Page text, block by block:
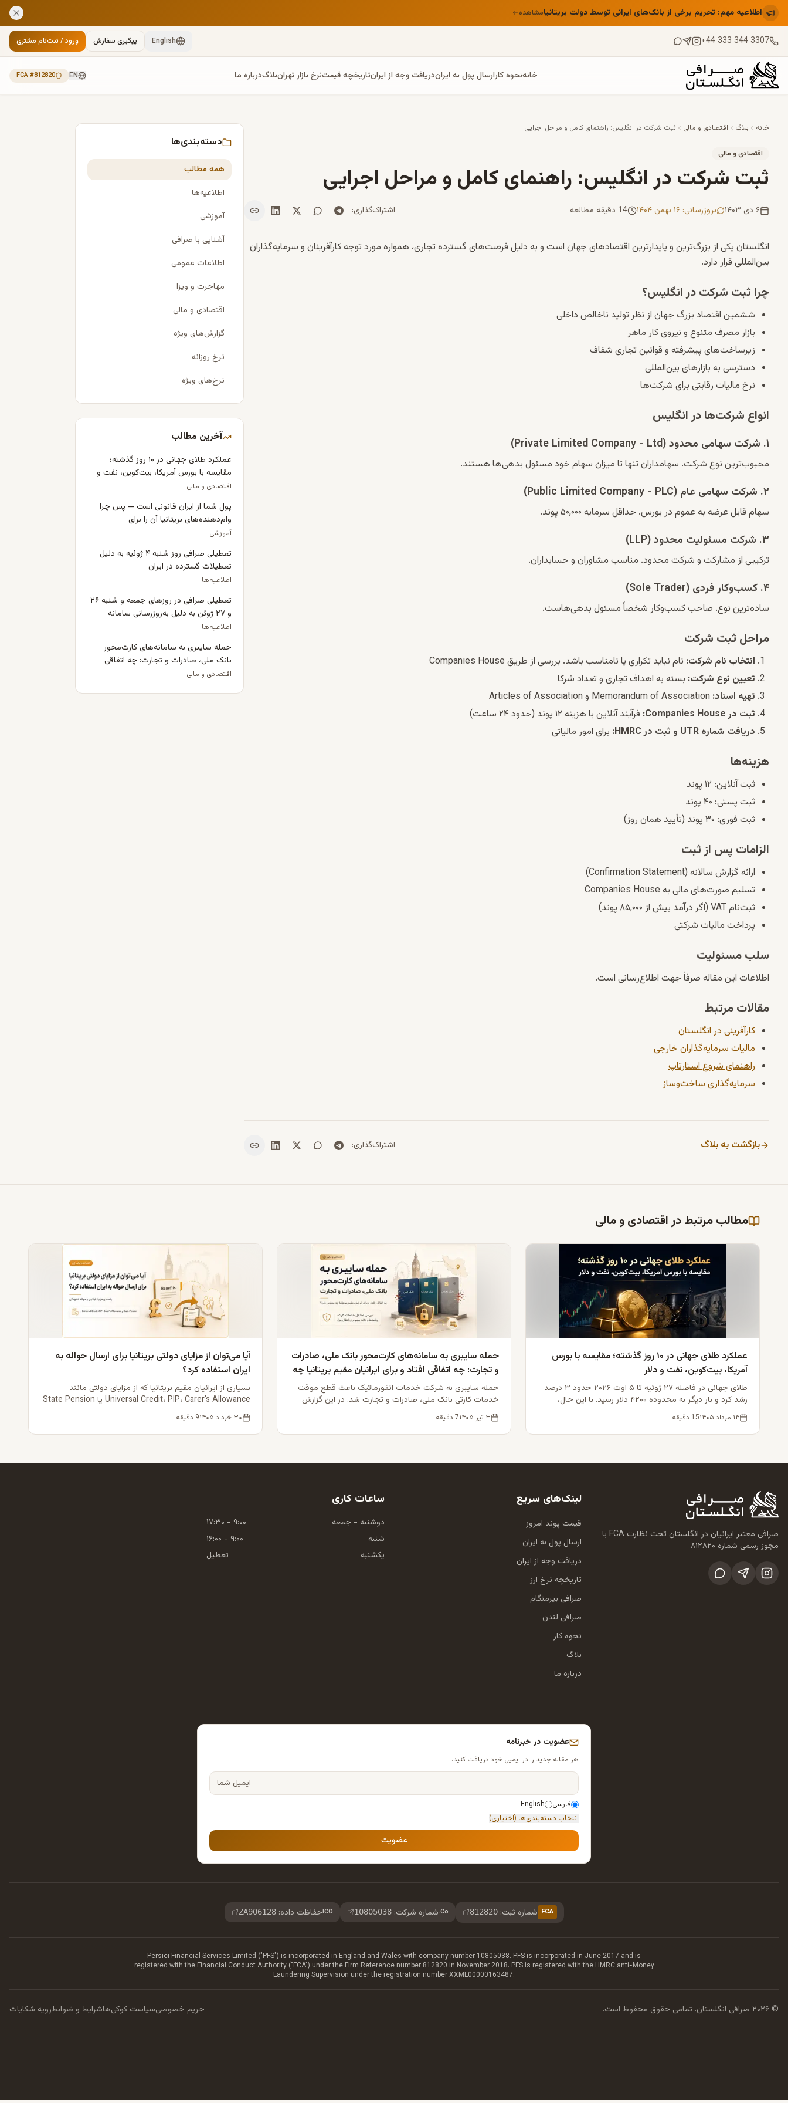
اطلاعیه مهم: تحریم برخی از بانک‌های ایرانی توسط دولت بریتانیامشاهده
+44 333 344 3307
English پیگیری سفارش ورود / ثبت‌نام مشتری
خانهنحوه کارارسال پول به ایراندریافت وجه از ایرانتاریخچه قیمتنرخ بازار تهرانبلاگدرباره ما EN
FCA #812820
خانه بلاگ اقتصادی و مالی ثبت شرکت در انگلیس: راهنمای کامل و مراحل اجرایی
اقتصادی و مالی
ثبت شرکت در انگلیس: راهنمای کامل و مراحل اجرایی
۶ دی ۱۴۰۳ بروزرسانی: ۱۶ بهمن ۱۴۰۴ 14 دقیقه مطالعه اشتراک‌گذاری:
انگلستان یکی از بزرگ‌ترین و پایدارترین اقتصادهای جهان است و به دلیل فرصت‌های گسترده تجاری، همواره مورد توجه کارآفرینان و سرمایه‌گذاران
بین‌المللی قرار دارد.
چرا ثبت شرکت در انگلیس؟
ششمین اقتصاد بزرگ جهان از نظر تولید ناخالص داخلی
بازار مصرف متنوع و نیروی کار ماهر
زیرساخت‌های پیشرفته و قوانین تجاری شفاف
دسترسی به بازارهای بین‌المللی
نرخ مالیات رقابتی برای شرکت‌ها
انواع شرکت‌ها در انگلیس
۱. شرکت سهامی محدود (Private Limited Company - Ltd)
محبوب‌ترین نوع شرکت. سهامداران تنها تا میزان سهام خود مسئول بدهی‌ها هستند.
۲. شرکت سهامی عام (Public Limited Company - PLC)
سهام قابل عرضه به عموم در بورس. حداقل سرمایه ۵۰,۰۰۰ پوند.
۳. شرکت مسئولیت محدود (LLP)
ترکیبی از مشارکت و شرکت محدود. مناسب مشاوران و حسابداران.
۴. کسب‌وکار فردی (Sole Trader)
ساده‌ترین نوع. صاحب کسب‌وکار شخصاً مسئول بدهی‌هاست.
مراحل ثبت شرکت
انتخاب نام شرکت: نام نباید تکراری یا نامناسب باشد. بررسی از طریق Companies House
تعیین نوع شرکت: بسته به اهداف تجاری و تعداد شرکا
تهیه اسناد:
ثبت در Companies House:
فرآیند آنلاین با هزینه ۱۲ پوند (حدود ۲۴ ساعت)
دریافت شماره UTR و ثبت در HMRC:
برای امور مالیاتی
هزینه‌ها
ثبت آنلاین: ۱۲ پوند
ثبت پستی: ۴۰ پوند
ثبت فوری: ۳۰ پوند (تأیید همان روز)
الزامات پس از ثبت
ارائه گزارش سالانه (Confirmation Statement)
تسلیم صورت‌های مالی به Companies House
ثبت‌نام VAT (اگر درآمد بیش از ۸۵,۰۰۰ پوند)
پرداخت مالیات شرکتی
سلب مسئولیت
اطلاعات این مقاله صرفاً جهت اطلاع‌رسانی است.
مقالات مرتبط
کارآفرینی در انگلستان
مالیات سرمایه‌گذاران خارجی
راهنمای شروع استارتاپ
سرمایه‌گذاری ساخت‌وساز
بازگشت به بلاگ اشتراک‌گذاری:
دسته‌بندی‌ها
همه مطالب
اطلاعیه‌ها
آموزشی
آشنایی با صرافی
اطلاعات عمومی
مهاجرت و ویزا
اقتصادی و مالی
گزارش‌های ویژه
نرخ روزانه
نرخ‌های ویژه
آخرین مطالب
عملکرد طلای جهانی در ۱۰ روز گذشته؛
مقایسه با بورس آمریکا، بیت‌کوین، نفت و
دلار
اقتصادی و مالی
پول شما از ایران قانونی است — پس چرا
وام‌دهنده‌های بریتانیا آن را برای
پیش‌پرداخت خانه قبول نمی‌کنند؟
آموزشی
تعطیلی صرافی روز شنبه ۴ ژوئیه به دلیل
تعطیلات گسترده در ایران
اطلاعیه‌ها
تعطیلی صرافی در روزهای جمعه و شنبه ۲۶
و ۲۷ ژوئن به دلیل به‌روزرسانی سامانه
اطلاعیه‌ها
حمله سایبری به سامانه‌های کارت‌محور
بانک ملی، صادرات و تجارت: چه اتفاقی
افتاد و برای ایرانیان مقیم بریتانیا چه
اقتصادی و مالی
مطالب مرتبط در اقتصادی و مالی
عملکرد طلای جهانی در ۱۰ روز گذشته؛ مقایسه با بورس
آمریکا، بیت‌کوین، نفت و دلار
طلای جهانی در فاصله ۲۷ ژوئیه تا ۵ اوت ۲۰۲۶ حدود ۳ درصد
رشد کرد و بار دیگر به محدوده ۴۲۰۰ دلار رسید. با این حال،
بررسی هم‌زمان نقره، بازار سهام آمریکا، بیت‌کوین، نفت برنت و
شاخص دلار نشان می‌دهد رشد طلا بخشی از یک بازتنظیم
گسترده‌تر در انتظارات تورمی، سیاست پولی و ریسک‌های
۱۴ مرداد ۱۴۰۵ 15 دقیقه
حمله سایبری به سامانه‌های کارت‌محور بانک ملی، صادرات
و تجارت: چه اتفاقی افتاد و برای ایرانیان مقیم بریتانیا چه
معنایی دارد؟
حمله سایبری به شرکت خدمات انفورماتیک باعث قطع موقت
خدمات کارتی بانک ملی، صادرات و تجارت شد. در این گزارش
جزئیات، تأیید مقامات و پیامدها برای حواله‌های ایران-انگلستان
را بررسی می‌کنیم.
۳ تیر ۱۴۰۵ 7 دقیقه
آیا می‌توان از مزایای دولتی بریتانیا برای ارسال حواله به
ایران استفاده کرد؟
بسیاری از ایرانیان مقیم بریتانیا که از مزایای دولتی مانند
Universal Credit، PIP، Carer's Allowance یا State Pension
استفاده می‌کنند، نگران‌اند که ارسال کمک‌هزینه به خانواده در
ایران ممکن است غیرقانونی باشد یا مزایایشان را قطع کند. در
این مقاله بر اساس قوانین رسمی DWP، HMRC و OFSI به این
۳۰ خرداد ۱۴۰۵ 9 دقیقه
صرافی معتبر ایرانیان در انگلستان تحت نظارت FCA با
مجوز رسمی شماره ۸۱۲۸۲۰
لینک‌های سریع
قیمت پوند امروز
ارسال پول به ایران
دریافت وجه از ایران
تاریخچه نرخ ارز
صرافی بیرمنگام
صرافی لندن
نحوه کار
بلاگ
درباره ما
ساعات کاری
دوشنبه - جمعه
۹:۰۰ - ۱۷:۳۰
شنبه
۹:۰۰ - ۱۶:۰۰
یکشنبه
تعطیل
عضویت در خبرنامه
هر مقاله جدید را در ایمیل خود دریافت کنید.
فارسی
English
انتخاب دسته‌بندی‌ها (اختیاری)
عضویت
FCA شماره ثبت:
812820
Co. شماره شرکت:
10805038
ICOحفاظت داده:
ZA906128
Persici Financial Services Limited ("PFS") is incorporated in England and Wales with company number 10805038. PFS is incorporated in June 2017 and is
registered with the Financial Conduct Authority ("FCA") under the Firm Reference number 812820 in November 2018. PFS is registered with the HMRC anti-Money
Laundering Supervision under the registration number XXML00000163487.
© ۲۰۲۶ صرافی انگلستان. تمامی حقوق محفوظ است. حریم خصوصیسیاست کوکی‌هاشرایط و ضوابطرویه شکایات